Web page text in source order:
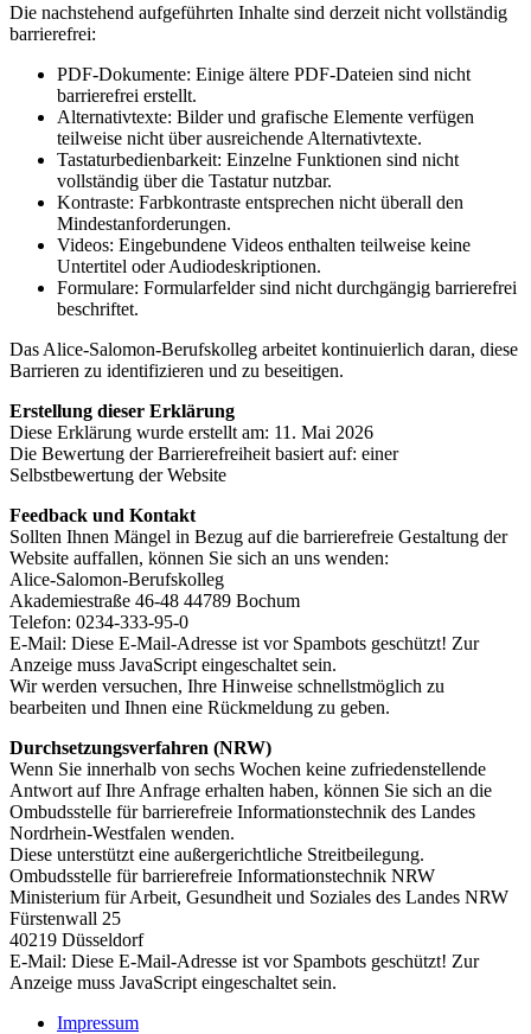
Die nachstehend aufgeführten Inhalte sind derzeit nicht vollständig
barrierefrei:
PDF-Dokumente: Einige ältere PDF-Dateien sind nicht
barrierefrei erstellt.
Alternativtexte: Bilder und grafische Elemente verfügen
teilweise nicht über ausreichende Alternativtexte.
Tastaturbedienbarkeit: Einzelne Funktionen sind nicht
vollständig über die Tastatur nutzbar.
Kontraste: Farbkontraste entsprechen nicht überall den
Mindestanforderungen.
Videos: Eingebundene Videos enthalten teilweise keine
Untertitel oder Audiodeskriptionen.
Formulare: Formularfelder sind nicht durchgängig barrierefrei
beschriftet.
Das Alice-Salomon-Berufskolleg arbeitet kontinuierlich daran, diese
Barrieren zu identifizieren und zu beseitigen.
Erstellung dieser Erklärung
Diese Erklärung wurde erstellt am: 11. Mai 2026
Die Bewertung der Barrierefreiheit basiert auf: einer
Selbstbewertung der Website
Feedback und Kontakt
Sollten Ihnen Mängel in Bezug auf die barrierefreie Gestaltung der
Website auffallen, können Sie sich an uns wenden:
Alice-Salomon-Berufskolleg
Akademiestraße 46-48 44789 Bochum
Telefon: 0234-333-95-0
E-Mail: Diese E-Mail-Adresse ist vor Spambots geschützt! Zur
Anzeige muss JavaScript eingeschaltet sein.
Wir werden versuchen, Ihre Hinweise schnellstmöglich zu
bearbeiten und Ihnen eine Rückmeldung zu geben.
Durchsetzungsverfahren (NRW)
Wenn Sie innerhalb von sechs Wochen keine zufriedenstellende
Antwort auf Ihre Anfrage erhalten haben, können Sie sich an die
Ombudsstelle für barrierefreie Informationstechnik des Landes
Nordrhein-Westfalen wenden.
Diese unterstützt eine außergerichtliche Streitbeilegung.
Ombudsstelle für barrierefreie Informationstechnik NRW
Ministerium für Arbeit, Gesundheit und Soziales des Landes NRW
Fürstenwall 25
40219 Düsseldorf
E-Mail: Diese E-Mail-Adresse ist vor Spambots geschützt! Zur
Anzeige muss JavaScript eingeschaltet sein.
Impressum